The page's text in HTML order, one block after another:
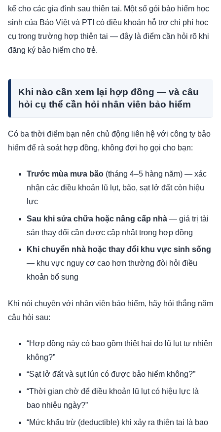
kể cho các gia đình sau thiên tai. Một số gói bảo hiểm học
sinh của Bảo Việt và PTI có điều khoản hỗ trợ chi phí học
cụ trong trường hợp thiên tai — đây là điểm cần hỏi rõ khi
đăng ký bảo hiểm cho trẻ.
Khi nào cần xem lại hợp đồng — và câu
hỏi cụ thể cần hỏi nhân viên bảo hiểm
Có ba thời điểm bạn nên chủ động liên hệ với công ty bảo
hiểm để rà soát hợp đồng, không đợi họ gọi cho bạn:
Trước mùa mưa bão (tháng 4–5 hàng năm) — xác
nhận các điều khoản lũ lụt, bão, sạt lở đất còn hiệu
lực
Sau khi sửa chữa hoặc nâng cấp nhà — giá trị tài
sản thay đổi cần được cập nhật trong hợp đồng
Khi chuyển nhà hoặc thay đổi khu vực sinh sống
— khu vực nguy cơ cao hơn thường đòi hỏi điều
khoản bổ sung
Khi nói chuyện với nhân viên bảo hiểm, hãy hỏi thẳng năm
câu hỏi sau:
“Hợp đồng này có bao gồm thiệt hại do lũ lụt tự nhiên
không?”
“Sạt lở đất và sụt lún có được bảo hiểm không?”
“Thời gian chờ để điều khoản lũ lụt có hiệu lực là
bao nhiêu ngày?”
“Mức khấu trừ (deductible) khi xảy ra thiên tai là bao